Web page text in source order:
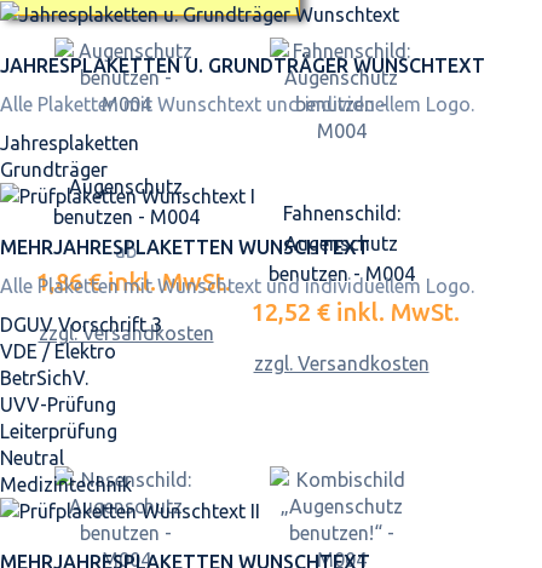
JAHRES­PLAKETTEN U. GRUNDTRÄGER WUNSCHTEXT
Alle Plaketten mit Wunschtext und individuellem Logo.
Jahresplaketten
Grundträger
MEHRJAHRES­PLAKETTEN WUNSCHTEXT
Alle Plaketten mit Wunschtext und individuellem Logo.
DGUV Vorschrift 3
VDE / Elektro
BetrSichV.
UVV-Prüfung
Leiterprüfung
Neutral
Medizintechnik
MEHRJAHRES­PLAKETTEN WUNSCHTEXT
Augenschutz
benutzen - M004
ab
1,86 €inkl. MwSt.
zzgl. Versandkosten
Fahnenschild:
Augenschutz
benutzen - M004
12,52 € inkl. MwSt.
zzgl. Versandkosten